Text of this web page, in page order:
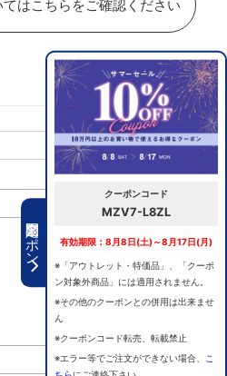
期間限定クーポン
クーポンコード
MZV7-L8ZL
有効期限：8月8日(土)～8月17日(月)
※「アウトレット・特価品」、「クーポ
ン対象外商品」には適用されません。
※その他のクーポンとの併用は出来ませ
ん
※クーポンコード転売、転載禁止
※エラー等でご注文ができない場合、
こ
ちらにご連絡下さい。
はこちらをご確認ください